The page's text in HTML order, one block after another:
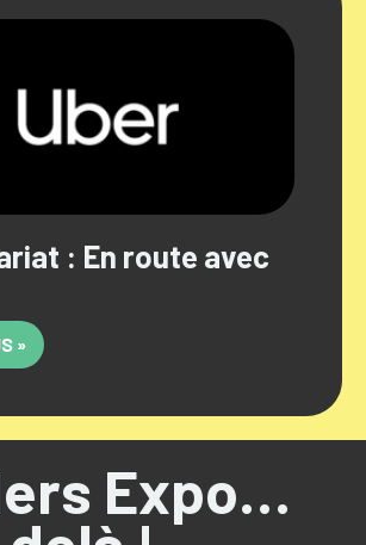
: En route avec
»
Expo…